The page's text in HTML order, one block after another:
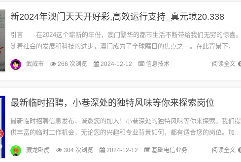
新2024年澳门天天开好彩,高效运行支持_真元境20.338
引言 在2024这个崭新的年份，澳门繁华的都市生活不断带给我们无穷的惊喜。
随着社会的发展和科技的进步，澳门成为了全球瞩目的焦点之一。在此背景下，澳
门的彩票业也迎来了崭新的时代，每天开启好彩，为人们带来无限好运。...
阅读全文
武威市 266 次浏览 2024-12-12 信息技术
最新临时招聘，小巷深处的独特风味等你来探索岗位
最新临时招聘信息发布，诚邀您的加入！小巷深处的独特风味等你来探索。我们提
供丰富的临时工作机会，无论您的兴趣和专业背景如何，都有适合您的岗位。加入
我们，体验不一样的工作环境，感受小巷深处的独特魅力。立即行动，开启您的
临...
阅读全文
藏龙卧虎 304 次浏览 2024-12-12 基础电信业务